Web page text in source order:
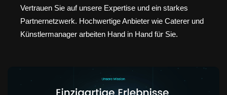
Vertrauen Sie auf unsere Expertise und ein starkes
Partnernetzwerk. Hochwertige Anbieter wie Caterer und
Künstlermanager arbeiten Hand in Hand für Sie.